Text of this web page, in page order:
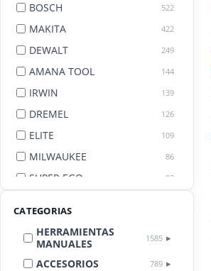
BOSCH 522
MAKITA 422
DEWALT 249
AMANA TOOL 144
IRWIN 139
DREMEL 126
ELITE 109
MILWAUKEE 86
SUPER EGO 82
CATEGORIAS
HERRAMIENTAS
MANUALES
1585
ACCESORIOS 789